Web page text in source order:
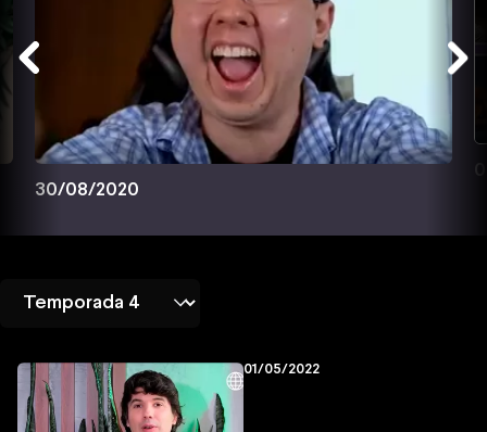
30/08/2020
01/05/2022